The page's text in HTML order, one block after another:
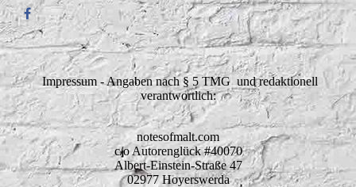
Impressum - Angaben nach § 5 TMG und redaktionell
verantwortlich:
notesofmalt.com
c/o Autorenglück #40070
Albert-Einstein-Straße 47
02977 Hoyerswerda